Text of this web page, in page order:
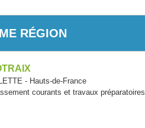
RÉGION
- Hauts-de-France
courants et travaux préparatoires